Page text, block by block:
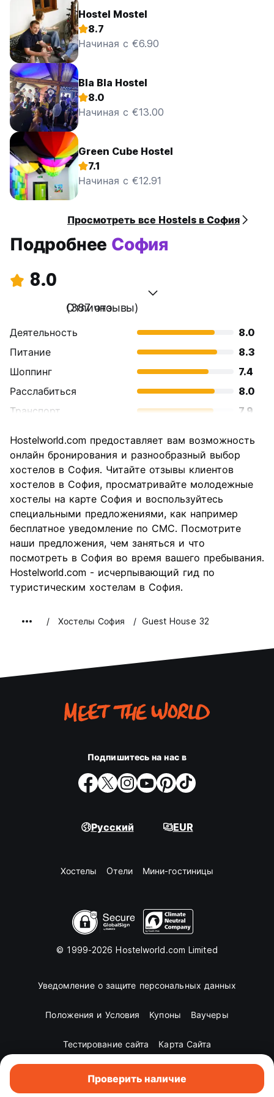
Проверить наличие
Hostel Mostel
8.7
Начиная с €6.90
Bla Bla Hostel
8.0
Начиная с €13.00
Green Cube Hostel
7.1
Начиная с €12.91
Просмотреть все Hostels в София
Подробнее София
8.0
Отлично
(387 отзывы)
Деятельность
8.0
Питание
8.3
Шоппинг
7.4
Расслабиться
8.0
Транспорт
7.9
достопримечательностей
7.9
Культура
Ночная жизнь
7.6
Соотношение цены и
качества
Hostelworld.com предоставляет вам возможность
онлайн бронирования и разнообразный выбор
хостелов в София. Читайте отзывы клиентов
хостелов в София, просматривайте молодежные
хостелы на карте София и воспользуйтесь
специальными предложениями, как например
бесплатное уведомление по СМС. Посмотрите
наши предложения, чем заняться и что
посмотреть в София во время вашего пребывания.
Hostelworld.com - исчерпывающий гид по
туристическим хостелам в София.
Хостелы София Guest House 32
Подпишитесь на нас в
Русский EUR
Хостелы Oтели Мини-гостиницы
© 1999-2026 Hostelworld.com Limited
Уведомление о защите персональных данных
Положения и Условия Купоны Ваучеры
Тестирование сайта Карта Сайта